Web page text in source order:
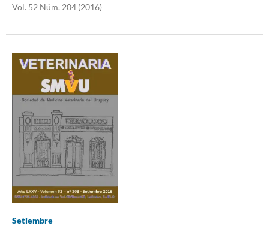
Vol. 52 Núm. 204 (2016)
Setiembre